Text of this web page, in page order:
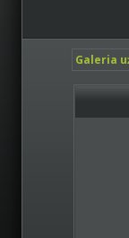
Galeria